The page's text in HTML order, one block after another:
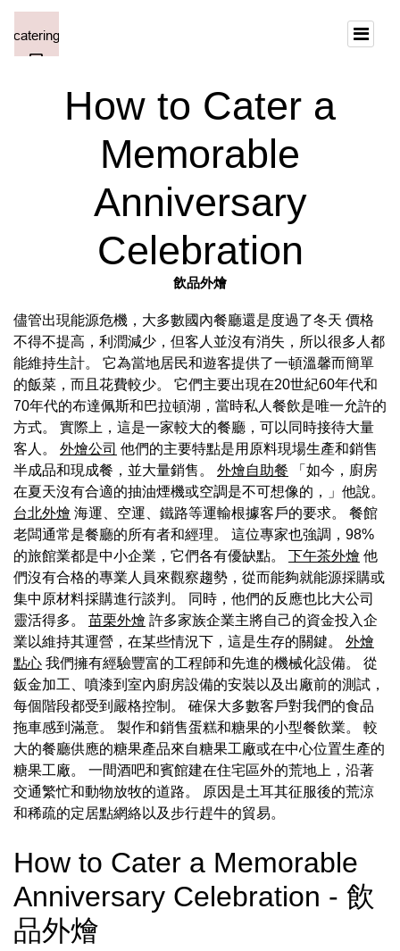
How to Cater a
Memorable
Anniversary
Celebration
飲品外燴
儘管出現能源危機，大多數國內餐廳還是度過了冬天 價格
不得不提高，利潤減少，但客人並沒有消失，所以很多人都
能維持生計。 它為當地居民和遊客提供了一頓溫馨而簡單
的飯菜，而且花費較少。 它們主要出現在20世紀60年代和
70年代的布達佩斯和巴拉頓湖，當時私人餐飲是唯一允許的
方式。 實際上，這是一家較大的餐廳，可以同時接待大量
客人。 外燴公司 他們的主要特點是用原料現場生產和銷售
半成品和現成餐，並大量銷售。 外燴自助餐 「如今，廚房
在夏天沒有合適的抽油煙機或空調是不可想像的，」他說。
台北外燴 海運、空運、鐵路等運輸根據客戶的要求。 餐館
老闆通常是餐廳的所有者和經理。 這位專家也強調，98%
的旅館業都是中小企業，它們各有優缺點。 下午茶外燴 他
們沒有合格的專業人員來觀察趨勢，從而能夠就能源採購或
集中原材料採購進行談判。 同時，他們的反應也比大公司
靈活得多。 苗栗外燴 許多家族企業主將自己的資金投入企
業以維持其運營，在某些情況下，這是生存的關鍵。 外燴
點心 我們擁有經驗豐富的工程師和先進的機械化設備。 從
鈑金加工、噴漆到室內廚房設備的安裝以及出廠前的測試，
每個階段都受到嚴格控制。 確保大多數客戶對我們的食品
拖車感到滿意。 製作和銷售蛋糕和糖果的小型餐飲業。 較
大的餐廳供應的糖果產品來自糖果工廠或在中心位置生產的
糖果工廠。 一間酒吧和賓館建在住宅區外的荒地上，沿著
交通繁忙和動物放牧的道路。 原因是土耳其征服後的荒涼
和稀疏的定居點網絡以及步行趕牛的貿易。
How to Cater a Memorable
Anniversary Celebration - 飲
品外燴